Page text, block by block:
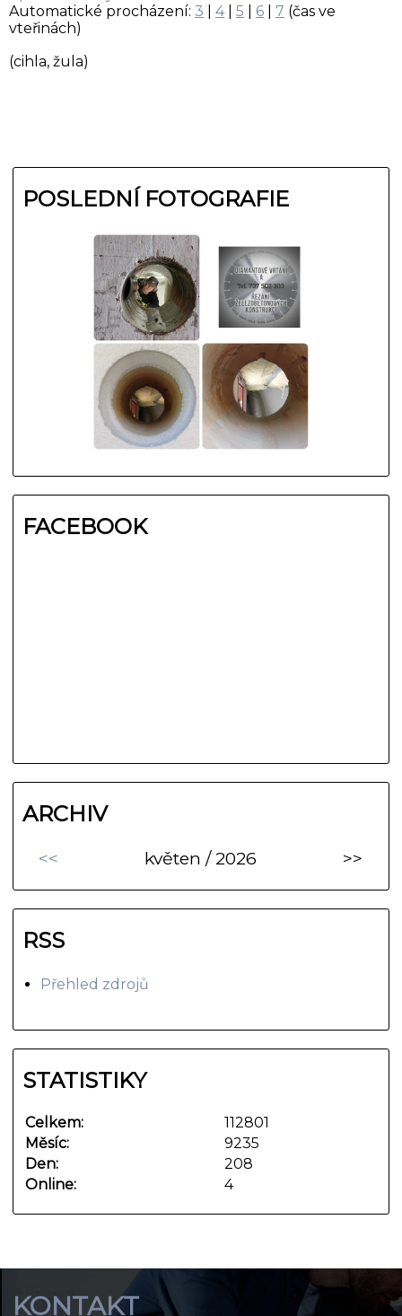
Automatické procházení: 3 4| 5 6 7 (čas ve
vteřinách)
(cihla, žula)
POSLEDNÍ FOTOGRAFIE
FACEBOOK
ARCHIV
<< květen / 2026 >>
RSS
Přehled zdrojů
STATISTIKY
Online: 4
Celkem:
112801
Měsíc:
9235
Den:
208
KONTAKT